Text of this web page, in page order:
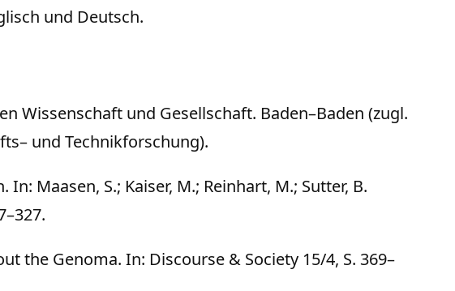
und Deutsch.
Wissenschaft und Gesellschaft. Baden–Baden (zugl.
und Technikforschung).
Maasen, S.; Kaiser, M.; Reinhart, M.; Sutter, B.
the Genoma. In: Discourse & Society 15/4, S. 369–